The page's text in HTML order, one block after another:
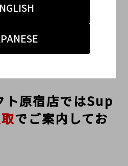
ト原宿店ではSup
でご案内してお